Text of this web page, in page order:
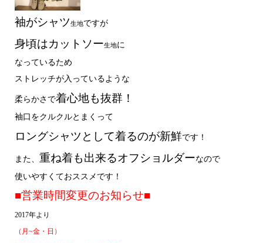
袖がシャツ生地ですが
身頃はカットソー生地に
なっているため
ストレッチが入っているような
柔らかさで着心地も抜群！
袖口をクルクルとまくって
ロングシャツとして着るのが新鮮です！
また、 重ね着も出来るオフショルダーなので
使いやすくておススメです！
■営業時間変更のお知らせ■
2017年より
（月 ~金・日）